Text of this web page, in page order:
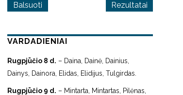
Rezultatai
VARDADIENIAI
Rugpjūčio 8 d. – Daina, Dainė, Dainius,
Dainys, Dainora, Elidas, Elidijus, Tulgirdas.
Rugpjūčio 9 d. – Mintarta, Mintartas, Pilėnas,